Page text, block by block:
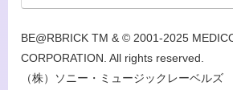
BE@RBRICK TM & © 2001-2025
CORPORATION. All rights reserved.
（株）ソニー・ミュージックレーベル